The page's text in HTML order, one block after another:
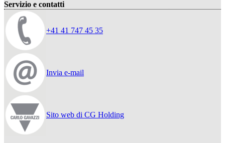
Servizio e contatti
+41 41 747 45 35
Invia e-mail
Sito web di CG Holding